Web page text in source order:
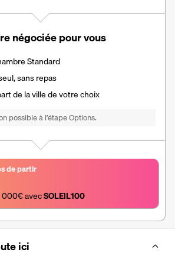
négociée pour vous
Standard
sans repas
de la ville de votre choix
possible à l’étape Options.
de partir
000€ avec SOLEIL100
ici